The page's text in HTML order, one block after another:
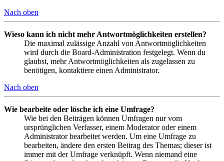
Nach oben
Wieso kann ich nicht mehr Antwortmöglichkeiten erstellen?
Die maximal zulässige Anzahl von Antwortmöglichkeiten
wird durch die Board-Administration festgelegt. Wenn du
glaubst, mehr Antwortmöglichkeiten als zugelassen zu
benötigen, kontaktiere einen Administrator.
Nach oben
Wie bearbeite oder lösche ich eine Umfrage?
Wie bei den Beiträgen können Umfragen nur vom
ursprünglichen Verfasser, einem Moderator oder einem
Administrator bearbeitet werden. Um eine Umfrage zu
bearbeiten, ändere den ersten Beitrag des Themas; dieser ist
immer mit der Umfrage verknüpft. Wenn niemand eine